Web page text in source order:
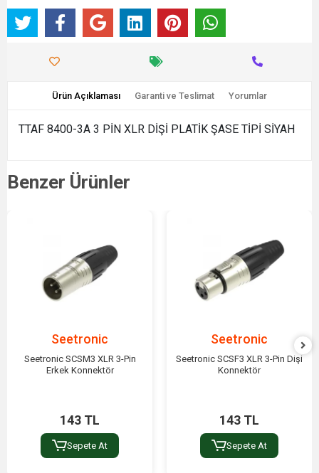
Ürün Açıklaması Garanti ve Teslimat Yorumlar
TTAF 8400-3A 3 PİN XLR DİŞİ PLATİK ŞASE TİPİ SİYAH
Benzer Ürünler
Seetronic
Seetronic SCSM3 XLR 3-Pin
Erkek Konnektör
143 TL
Sepete At
Seetronic
Seetronic SCSF3 XLR 3-Pin Dişi
Konnektör
143 TL
Sepete At